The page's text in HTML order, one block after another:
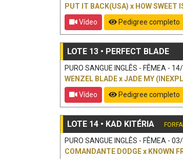
PUT IT BACK(USA) x HOW SWEET
Vídeo
Pedigree completo
LOTE 13 • PERFECT BLADE
PURO SANGUE INGLÊS - FÊMEA -
WENZEL BLADExJADE MY
Vídeo
Pedigree completo
LOTE 14 • KAD KITÉRIA
PURO SANGUE INGLÊS - FÊMEA -
COMANDANTE DODGEx KNOWN